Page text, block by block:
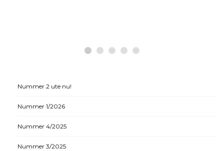
Nummer 2 ute nu!
Nummer 1/2026
Nummer 4/2025
Nummer 3/2025